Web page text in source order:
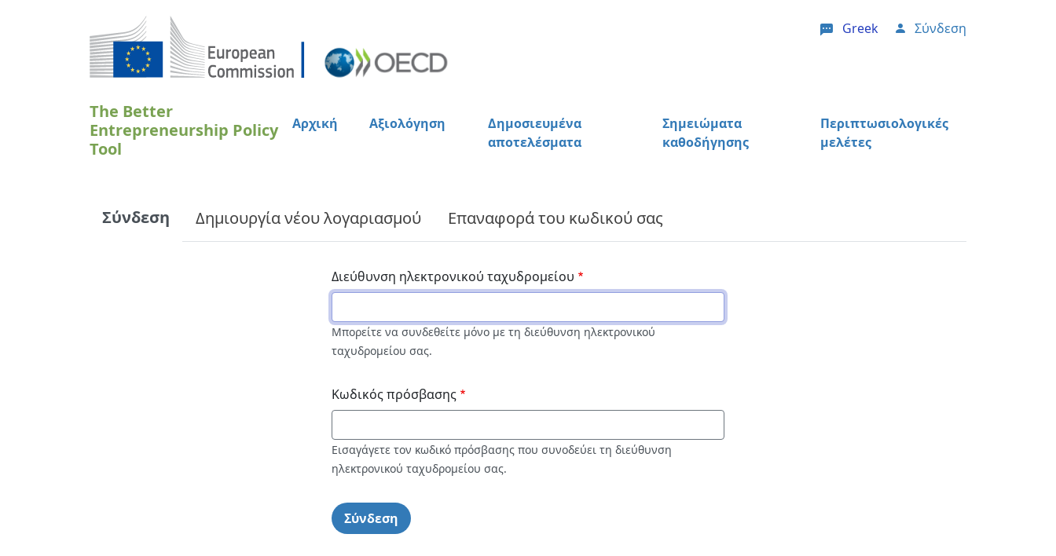
Παράκαμψη προς το κυρίως περιεχόμενο Greek User account menu
Σύνδεση
The Better
Entrepreneurship Policy
Tool
Αρχική Αξιολόγηση
Δημοσιευμένα
αποτελέσματα
Σημειώματα
καθοδήγησης
Περιπτωσιολογικές
μελέτες
Primary tabs
Σύνδεση Δημιουργία νέου λογαριασμού Επαναφορά του κωδικού σας
Διεύθυνση ηλεκτρονικού ταχυδρομείου
Μπορείτε να συνδεθείτε μόνο με τη διεύθυνση ηλεκτρονικού
ταχυδρομείου σας.
Κωδικός πρόσβασης
Εισαγάγετε τον κωδικό πρόσβασης που συνοδεύει τη διεύθυνση
ηλεκτρονικού ταχυδρομείου σας.